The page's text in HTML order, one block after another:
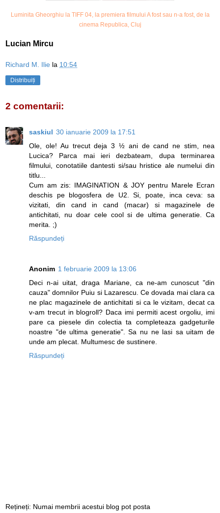
Luminita Gheorghiu la TIFF 04, la premiera filmului A fost sau n-a fost, de la
cinema Republica, Cluj
Lucian Mircu
Richard M. Ilie la 10:54
Distribuiți
2 comentarii:
saskiul 30 ianuarie 2009 la 17:51
Ole, ole! Au trecut deja 3 ½ ani de cand ne stim, nea
Lucica? Parca mai ieri dezbateam, dupa terminarea
filmului, conotatiile dantesti si/sau hristice ale numelui din
titlu...
Cum am zis: IMAGINATION & JOY pentru Marele Ecran
deschis pe blogosfera de U2. Si, poate, inca ceva: sa
vizitati, din cand in cand (macar) si magazinele de
antichitati, nu doar cele cool si de ultima generatie. Ca
merita. ;)
Răspundeți
Anonim 1 februarie 2009 la 13:06
Deci n-ai uitat, draga Mariane, ca ne-am cunoscut "din
cauza" domnilor Puiu si Lazarescu. Ce dovada mai clara ca
ne plac magazinele de antichitati si ca le vizitam, decat ca
v-am trecut in blogroll? Daca imi permiti acest orgoliu, imi
pare ca piesele din colectia ta completeaza gadgeturile
noastre "de ultima generatie". Sa nu ne lasi sa uitam de
unde am plecat. Multumesc de sustinere.
Răspundeți
Rețineți: Numai membrii acestui blog pot posta